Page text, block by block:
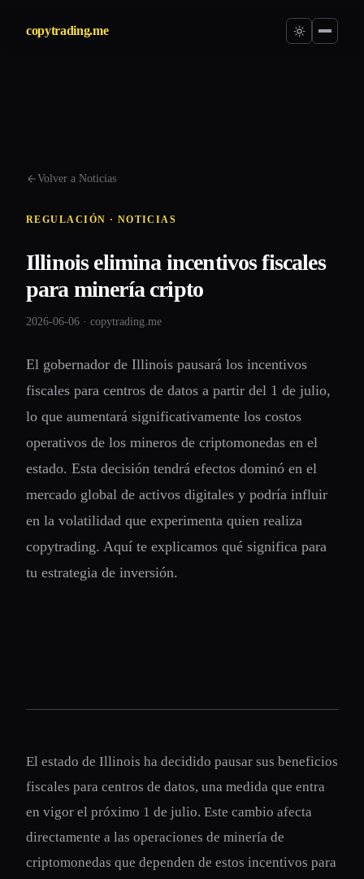
copytrading.me
Volver a Noticias
REGULACIÓN · NOTICIAS
Illinois elimina incentivos fiscales
para minería cripto
2026-06-06 · copytrading.me
El gobernador de Illinois pausará los incentivos
fiscales para centros de datos a partir del 1 de julio,
lo que aumentará significativamente los costos
operativos de los mineros de criptomonedas en el
estado. Esta decisión tendrá efectos dominó en el
mercado global de activos digitales y podría influir
en la volatilidad que experimenta quien realiza
copytrading. Aquí te explicamos qué significa para
tu estrategia de inversión.
El estado de Illinois ha decidido pausar sus beneficios
fiscales para centros de datos, una medida que entra
en vigor el próximo 1 de julio. Este cambio afecta
directamente a las operaciones de minería de
criptomonedas que dependen de estos incentivos para